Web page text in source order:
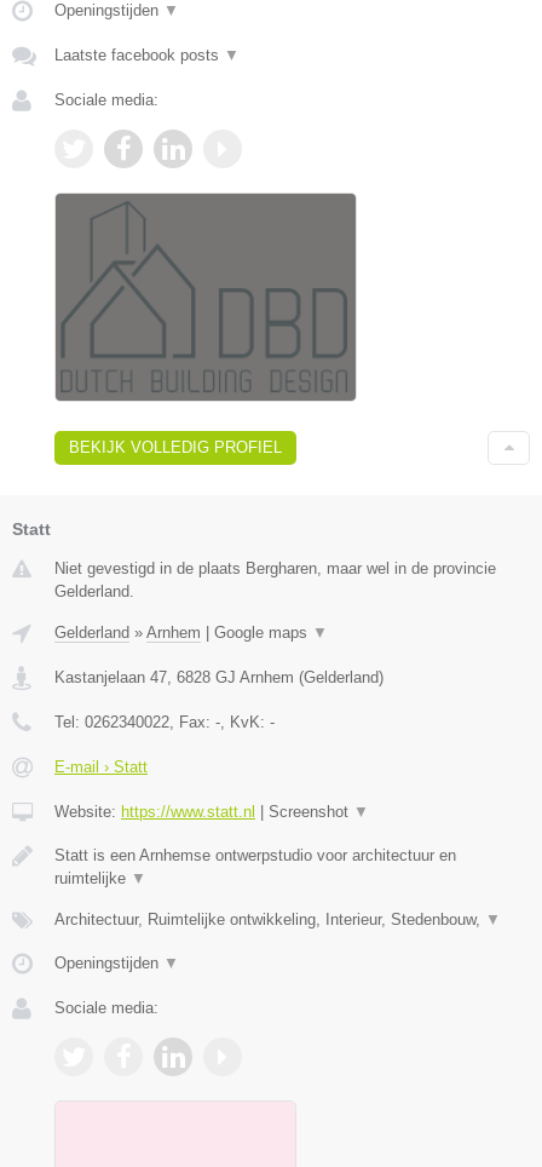
Openingstijden ▼
Laatste facebook posts ▼
Sociale media:
BEKIJK VOLLEDIG PROFIEL
Statt
Niet gevestigd in de plaats Bergharen, maar wel in de provincie
Gelderland.
Gelderland » Arnhem Google maps ▼
Kastanjelaan 47, 6828 GJ Arnhem (Gelderland)
Tel: 0262340022, Fax: -, KvK: -
E-mail › Statt
Website: https://www.statt.nl Screenshot ▼
Statt is een Arnhemse ontwerpstudio voor architectuur en
ruimtelijke ▼
Architectuur, Ruimtelijke ontwikkeling, Interieur, Stedenbouw, ▼
Openingstijden ▼
Sociale media: